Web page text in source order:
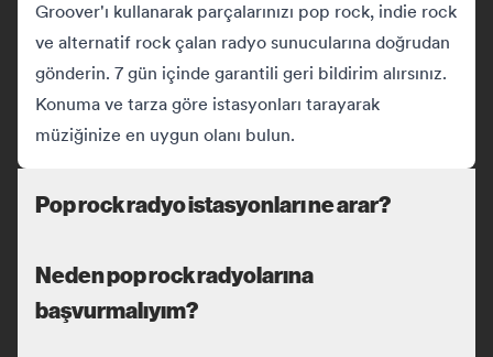
Groover'ı kullanarak parçalarınızı pop rock, indie rock
ve alternatif rock çalan radyo sunucularına doğrudan
gönderin. 7 gün içinde garantili geri bildirim alırsınız.
Konuma ve tarza göre istasyonları tarayarak
müziğinize en uygun olanı bulun.
Pop rock radyo istasyonları ne arar?
Neden pop rock radyolarına
başvurmalıyım?